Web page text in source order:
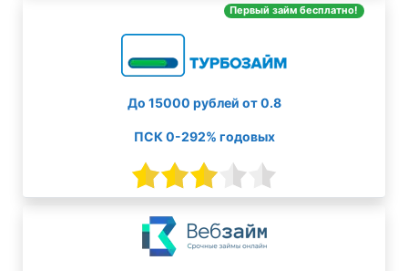
Первый займ бесплатно!
До 15000 рублей от 0.8
ПСК 0-292% годовых